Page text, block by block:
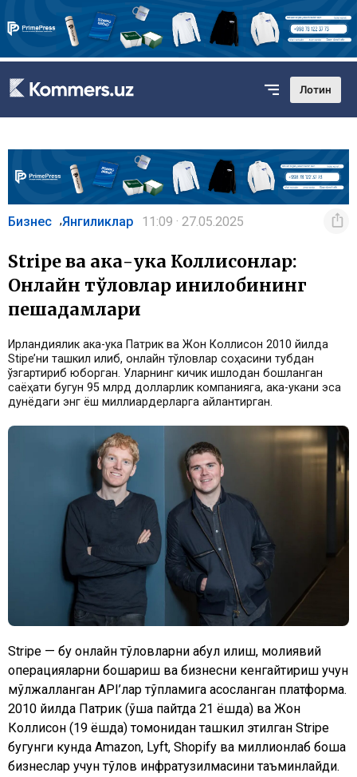
Лотин
Бизнес ,Янгиликлар 11:09 · 27.05.2025
Stripe ва ака-ука Коллисонлар:
Онлайн тўловлар инқилобининг
пешқадамлари
Ирландиялик ака-ука Патрик ва Жон Коллисон 2010 йилда
Stipe’ни ташкил қилиб, онлайн тўловлар соҳасини тубдан
ўзгартириб юборган. Уларнинг кичик қишлоқдан бошланган
саёҳати бугун 95 млрд долларлик компанияга, ака-укани эса
дунёдаги энг ёш миллиардерларга айлантирган.
Stripe — бу онлайн тўловларни қабул қилиш, молиявий
операцияларни бошқариш ва бизнесни кенгайтириш учун
мўлжалланган API’лар тўпламига асосланган платформа.
2010 йилда Патрик (ўша пайтда 21 ёшда) ва Жон
Коллисон (19 ёшда) томонидан ташкил этилган Stripe
бугунги кунда Amazon, Lyft, Shopify ва миллионлаб бошқа
бизнеслар учун тўлов инфратузилмасини таъминлайди.